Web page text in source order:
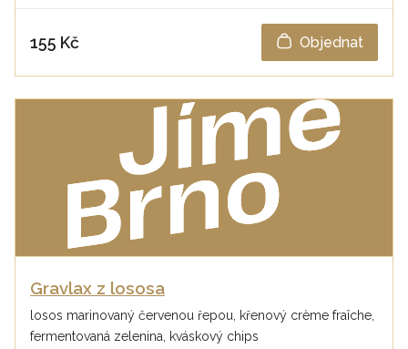
155 Kč Objednat
Gravlax z lososa
losos marinovaný červenou řepou, křenový crème fraîche,
fermentovaná zelenina, kváskový chips